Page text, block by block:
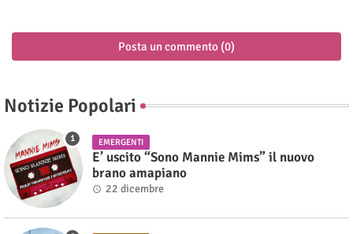
Posta un commento (0)
Notizie Popolari
EMERGENTI
E’ uscito “Sono Mannie Mims” il nuovo
brano amapiano
22 dicembre